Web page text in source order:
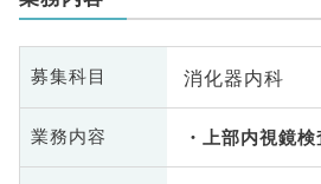
募集科目 消化器内科
業務内容 上部内視鏡検